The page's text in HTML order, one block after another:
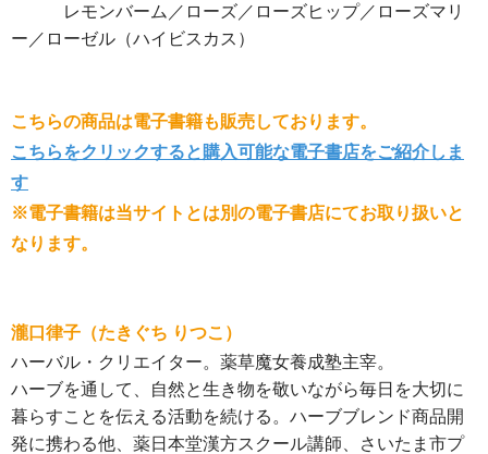
レモンバーム／ローズ／ローズヒップ／ローズマリ
ー／ローゼル（ハイビスカス）
こちらの商品は電子書籍も販売しております。
こちらをクリックすると購入可能な電子書店をご紹介しま
す
※電子書籍は当サイトとは別の電子書店にてお取り扱いと
なります。
瀧口律子（たきぐち りつこ）
ハーバル・クリエイター。薬草魔女養成塾主宰。
ハーブを通して、自然と生き物を敬いながら毎日を大切に
暮らすことを伝える活動を続ける。ハーブブレンド商品開
発に携わる他、薬日本堂漢方スクール講師、さいたま市プ